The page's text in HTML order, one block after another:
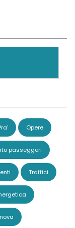
Opere
passeggeri
Traffici